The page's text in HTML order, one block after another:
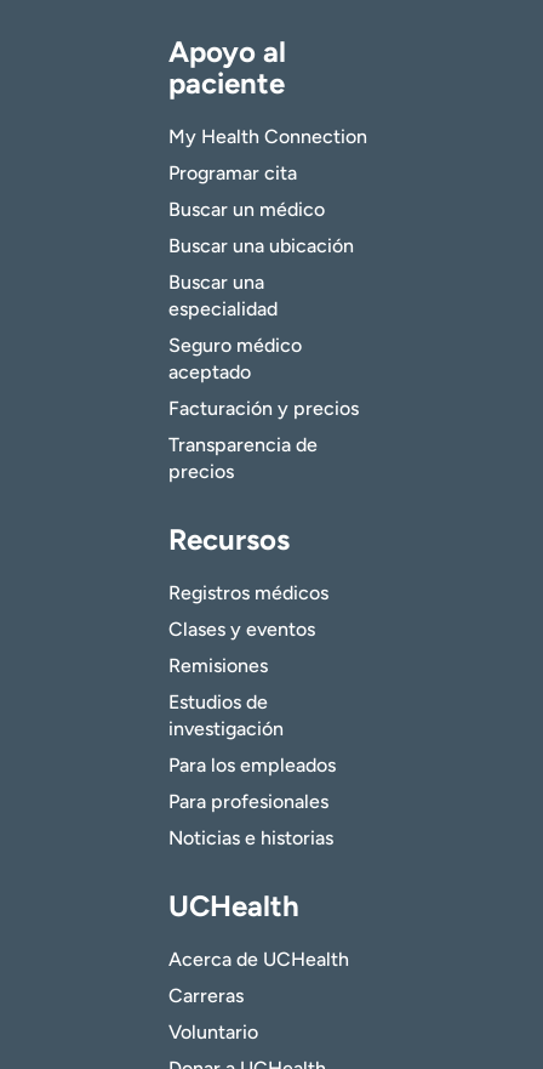
Apoyo al
paciente
My Health Connection
Programar cita
Buscar un médico
Buscar una ubicación
Buscar una
especialidad
Seguro médico
aceptado
Facturación y precios
Transparencia de
precios
Recursos
Registros médicos
Clases y eventos
Remisiones
Estudios de
investigación
Para los empleados
Para profesionales
Noticias e historias
UCHealth
Acerca de UCHealth
Carreras
Voluntario